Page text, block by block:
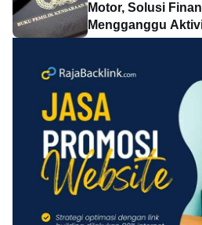
Motor, Solusi
Mengganggu